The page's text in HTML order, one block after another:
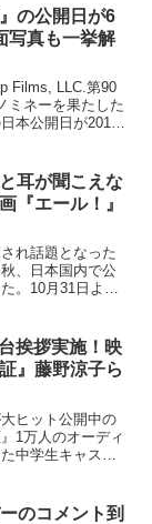
がWEB解禁され
の公開日が6
写真も一挙解
Films, LLC.第90
ミネーを果たした
本公開日が2018
耳が聞こえな
『エール！』
れ話題となった
、日本国内で公
。10月31日よ
(C)201...
挨拶実施！映
』藤野涼子ら
ヒット公開中の
1万人のオーディ
中学生キャスト
われることが発
のコメント到